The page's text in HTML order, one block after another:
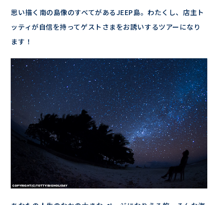
思い描く南の島像のすべてがあるJEEP島。わたくし、店主ト
ッティが自信を持ってゲストさまをお誘いするツアーになり
ます！